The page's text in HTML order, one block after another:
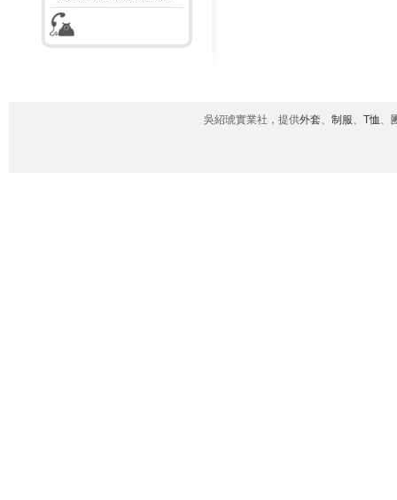
吳紹琥實業社，提供外套、 制服、 T恤、